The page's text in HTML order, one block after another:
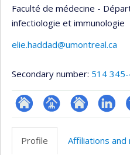
Faculté de médecine -
infectiologie et immunologie
elie.haddad@umontreal.ca
Secondary number: 514
ResearchGate
Page
professionnelle
Site
web
Profile Affiliations